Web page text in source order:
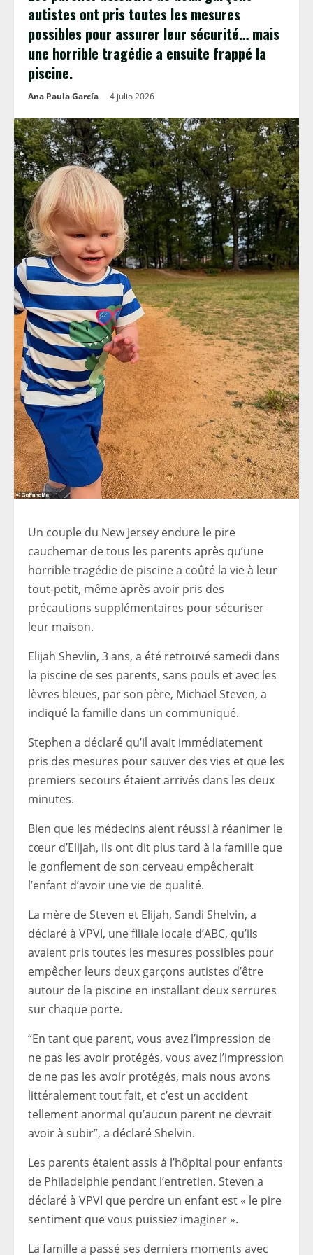
autistes ont pris toutes les mesures
possibles pour assurer leur sécurité… mais
une horrible tragédie a ensuite frappé la
piscine.
Ana Paula García 4 julio 2026
Un couple du New Jersey endure le pire
cauchemar de tous les parents après qu’une
horrible tragédie de piscine a coûté la vie à leur
tout-petit, même après avoir pris des
précautions supplémentaires pour sécuriser
leur maison.
Elijah Shevlin, 3 ans, a été retrouvé samedi dans
la piscine de ses parents, sans pouls et avec les
lèvres bleues, par son père, Michael Steven, a
indiqué la famille dans un communiqué.
Stephen a déclaré qu’il avait immédiatement
pris des mesures pour sauver des vies et que les
premiers secours étaient arrivés dans les deux
minutes.
Bien que les médecins aient réussi à réanimer le
cœur d’Elijah, ils ont dit plus tard à la famille que
le gonflement de son cerveau empêcherait
l’enfant d’avoir une vie de qualité.
La mère de Steven et Elijah, Sandi Shelvin, a
déclaré à VPVI, une filiale locale d’ABC, qu’ils
avaient pris toutes les mesures possibles pour
empêcher leurs deux garçons autistes d’être
autour de la piscine en installant deux serrures
sur chaque porte.
“En tant que parent, vous avez l’impression de
ne pas les avoir protégés, vous avez l’impression
de ne pas les avoir protégés, mais nous avons
littéralement tout fait, et c’est un accident
tellement anormal qu’aucun parent ne devrait
avoir à subir”, a déclaré Shelvin.
Les parents étaient assis à l’hôpital pour enfants
de Philadelphie pendant l’entretien. Steven a
déclaré à VPVI que perdre un enfant est « le pire
sentiment que vous puissiez imaginer ».
La famille a passé ses derniers moments avec